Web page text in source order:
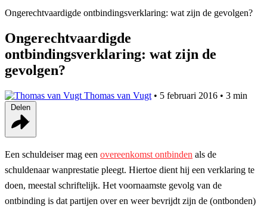
Ongerechtvaardigde ontbindingsverklaring: wat zijn de gevolgen?
Ongerechtvaardigde
ontbindingsverklaring: wat zijn de
gevolgen?
Thomas van Vugt • 5 februari 2016 • 3 min
Een schuldeiser mag een overeenkomst ontbinden als de
schuldenaar wanprestatie pleegt. Hiertoe dient hij een verklaring te
doen, meestal schriftelijk. Het voornaamste gevolg van de
ontbinding is dat partijen over en weer bevrijdt zijn de (ontbonden)